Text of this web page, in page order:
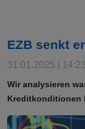
EZB senkt
31.01.2025 | 14:23
Wir analysieren
Kreditkonditionen